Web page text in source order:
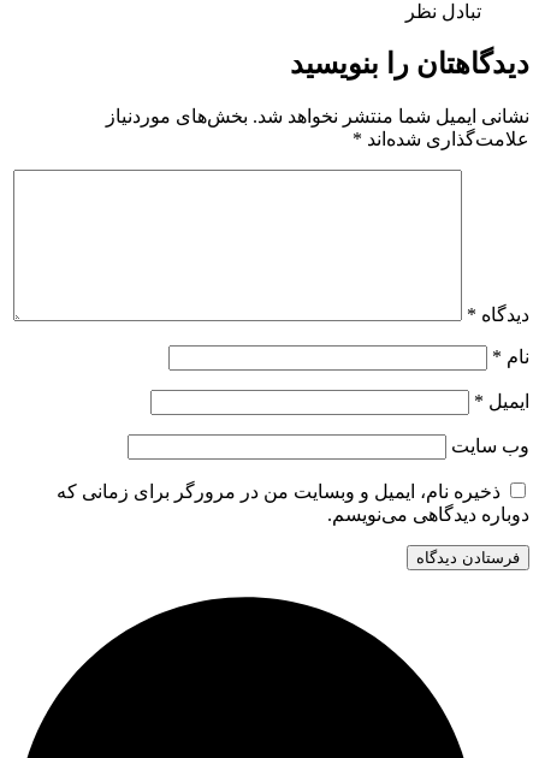
تبادل نظر
دیدگاهتان را بنویسید
نشانی ایمیل شما منتشر نخواهد شد. بخش‌های موردنیاز
علامت‌گذاری شده‌اند *
دیدگاه *
نام *
ایمیل *
وب‌ سایت
ذخیره نام، ایمیل و وبسایت من در مرورگر برای زمانی که
دوباره دیدگاهی می‌نویسم.